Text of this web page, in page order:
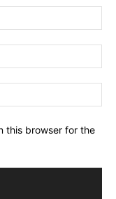
this browser for the